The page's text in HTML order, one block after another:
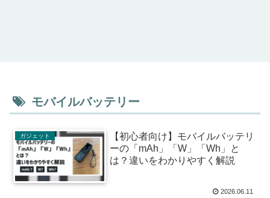
モバイルバッテリー
ガジェット
【初心者向け】モバイルバッテリ
ーの「mAh」「W」「Wh」と
は？違いをわかりやすく解説
2026.06.11